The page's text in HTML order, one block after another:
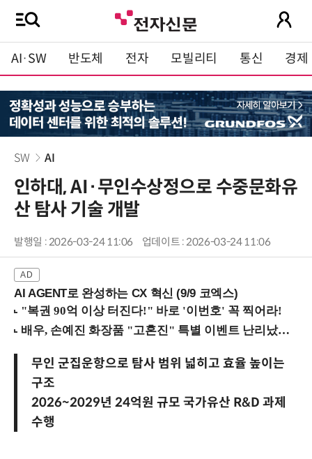
AI·SW 반도체 전자 모빌리티 통신 경제
SW AI
인하대, AI·무인수상정으로 수중문화유
산 탐사 기술 개발
발행일 : 2026-03-24 11:06 업데이트 : 2026-03-24 11:06
AI AGENT로 완성하는 CX 혁신 (9/9 코엑스)
무인 군집운항으로 탐사 범위 넓히고 효율 높이는
구조
2026~2029년 24억원 규모 국가유산 R&D 과제
수행